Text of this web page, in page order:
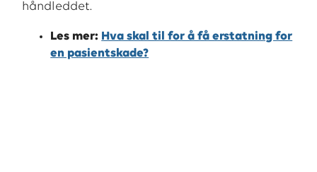
håndleddet.
Les mer: Hva skal til for å få erstatning for
en pasientskade?